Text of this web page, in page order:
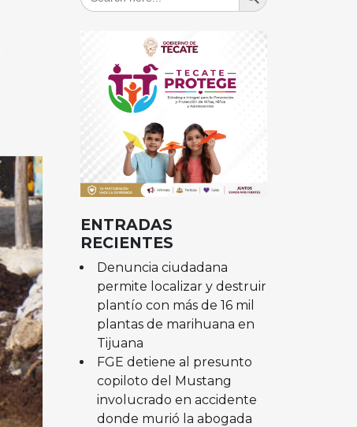
ENTRADAS
RECIENTES
Denuncia ciudadana
permite localizar y destruir
plantío con más de 16 mil
plantas de marihuana en
Tijuana
FGE detiene al presunto
copiloto del Mustang
involucrado en accidente
donde murió la abogada